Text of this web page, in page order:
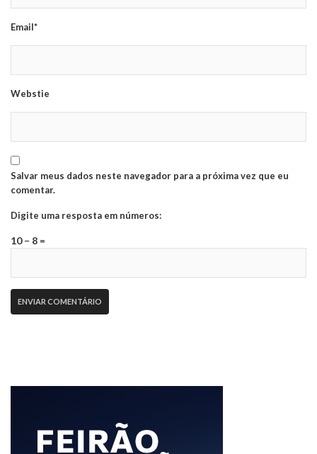
Email*
Webstie
Salvar meus dados neste navegador para a próxima vez que eu
comentar.
Digite uma resposta em números:
10 − 8 =